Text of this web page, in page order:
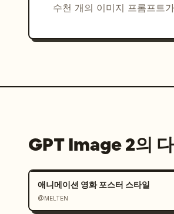
수천 개의 이미지 프롬프트
GPT Image 2의
애니메이션 영화 포스터 스타일
@MELTEN